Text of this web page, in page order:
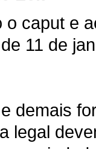
o caput e
11 de
demais
legal